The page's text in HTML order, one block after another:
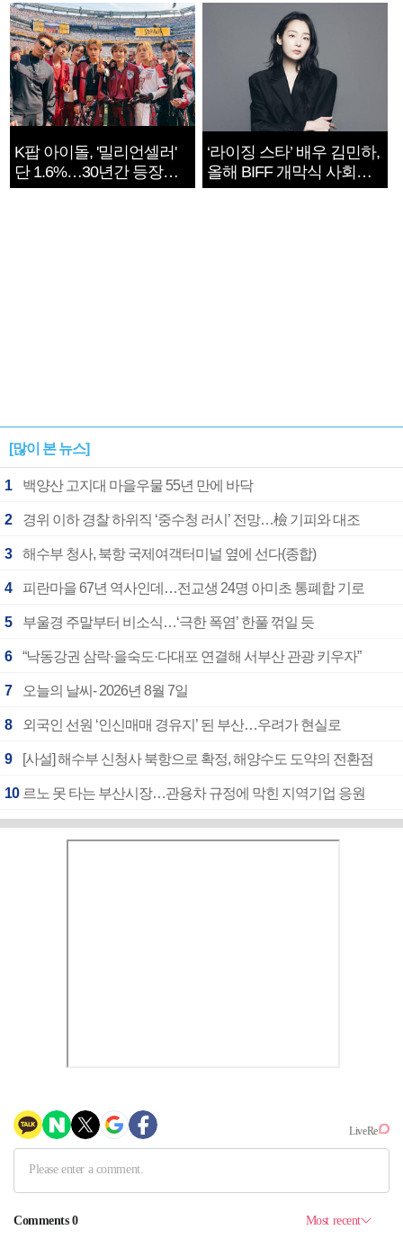
K팝 아이돌, '밀리언셀러'
단 1.6%…30년간 등장
1182개팀 전수조사
‘라이징 스타’ 배우 김민하,
올해 BIFF 개막식 사회자
확정
[많이 본 뉴스]
1 백양산 고지대 마을우물 55년 만에 바닥
2 경위 이하 경찰 하위직 ‘중수청 러시’ 전망…檢 기피와 대조
3 해수부 청사, 북항 국제여객터미널 옆에 선다(종합)
4 피란마을 67년 역사인데…전교생 24명 아미초 통폐합 기로
5 부울경 주말부터 비소식…‘극한 폭염’ 한풀 꺾일 듯
6 “낙동강권 삼락·을숙도·다대포 연결해 서부산 관광 키우자”
7 오늘의 날씨- 2026년 8월 7일
8 외국인 선원 ‘인신매매 경유지’ 된 부산…우려가 현실로
9 [사설] 해수부 신청사 북항으로 확정, 해양수도 도약의 전환점
10 르노 못 타는 부산시장…관용차 규정에 막힌 지역기업 응원